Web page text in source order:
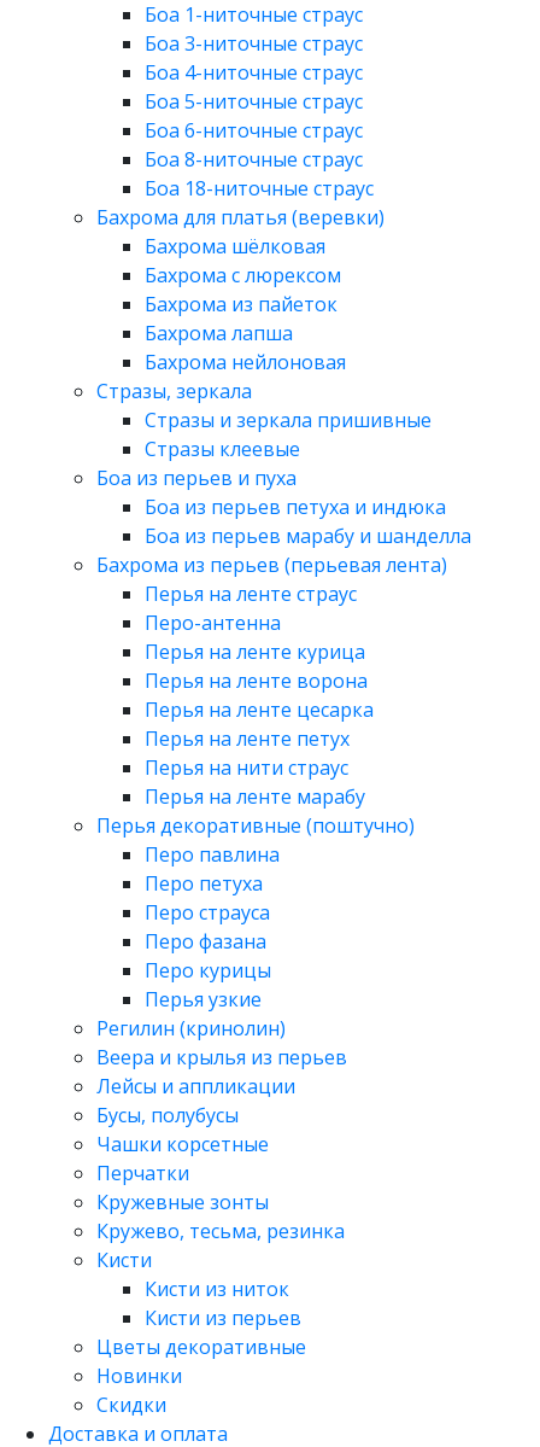
Боа 1-ниточные страус
Боа 3-ниточные страус
Боа 4-ниточные страус
Боа 5-ниточные страус
Боа 6-ниточные страус
Боа 8-ниточные страус
Боа 18-ниточные страус
Бахрома для платья (веревки)
Бахрома шёлковая
Бахрома с люрексом
Бахрома из пайеток
Бахрома лапша
Бахрома нейлоновая
Стразы, зеркала
Стразы и зеркала пришивные
Стразы клеевые
Боа из перьев и пуха
Боа из перьев петуха и индюка
Боа из перьев марабу и шанделла
Бахрома из перьев (перьевая лента)
Перья на ленте страус
Перо-антенна
Перья на ленте курица
Перья на ленте ворона
Перья на ленте цесарка
Перья на ленте петух
Перья на нити страус
Перья на ленте марабу
Перья декоративные (поштучно)
Перо павлина
Перо петуха
Перо страуса
Перо фазана
Перо курицы
Перья узкие
Регилин (кринолин)
Веера и крылья из перьев
Лейсы и аппликации
Бусы, полубусы
Чашки корсетные
Перчатки
Кружевные зонты
Кружево, тесьма, резинка
Кисти
Кисти из ниток
Кисти из перьев
Цветы декоративные
Новинки
Скидки
Доставка и оплата